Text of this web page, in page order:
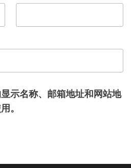
示名称、邮箱地址和网站地
。